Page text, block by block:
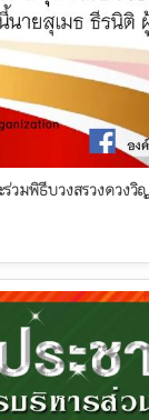
ร่วมพิธีบวงสรวงดวง